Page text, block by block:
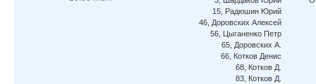
15, Радюшин Юрий
46, Доровских Алексей
56, Цыганенко Петр
65, Доровских А.
66, Котков Денис
68, Котков Д.
83, Котков Д.